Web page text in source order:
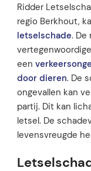
Ridder
regio Berkhout,
letselschade. De
een
door dieren. De
ongevallen kan
partij. Dit kan
letsel. De
levensvreugde